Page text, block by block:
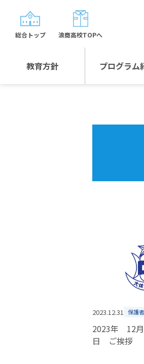
教育方針 プログラム
総合トップ 浪商高校TOPへ
2023.12.31 保護
2023年 12
日 ご挨拶